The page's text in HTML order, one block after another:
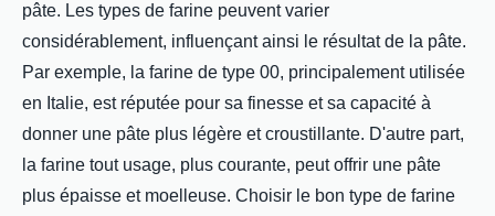
pâte. Les types de farine peuvent varier
considérablement, influençant ainsi le résultat de la pâte.
Par exemple, la farine de type 00, principalement utilisée
en Italie, est réputée pour sa finesse et sa capacité à
donner une pâte plus légère et croustillante. D'autre part,
la farine tout usage, plus courante, peut offrir une pâte
plus épaisse et moelleuse. Choisir le bon type de farine